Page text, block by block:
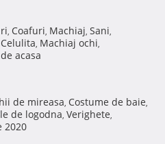
, Coafuri, Machiaj, Sani,
Celulita, Machiaj ochi,
acasa
de mireasa, Costume de baie,
de logodna, Verighete,
2020